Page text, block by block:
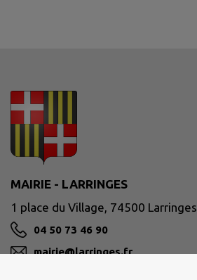
MAIRIE - LARRINGES
1 place du Village, 74500 Larringes
04 50 73 46 90
mairie@larringes.fr